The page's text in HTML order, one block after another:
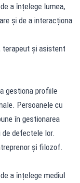
a înțelege lumea,
și de a interacționa
terapeut și asistent
gestiona profiile
Persoanele cu
în gestionarea
defectele lor.
și filozof.
a înțelege mediul